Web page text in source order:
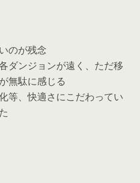
のが残念
ダンジョンが遠く、ただ移
無駄に感じる
等、快適さにこだわってい